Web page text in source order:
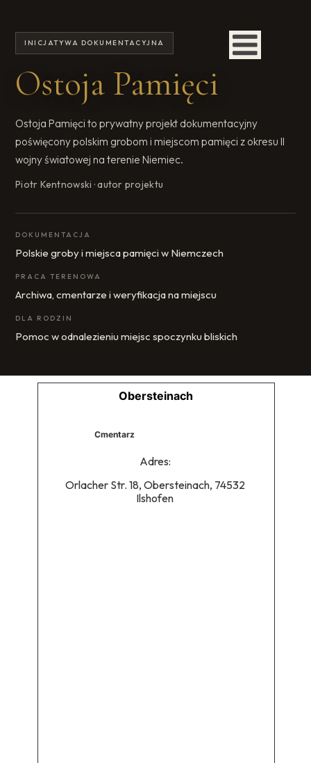
INICJATYWA DOKUMENTACYJNA
Ostoja Pamięci
Ostoja Pamięci to prywatny projekt dokumentacyjny
poświęcony polskim grobom i miejscom pamięci z okresu II
wojny światowej na terenie Niemiec.
Piotr Kentnowski · autor projektu
DOKUMENTACJA
Polskie groby i miejsca pamięci w Niemczech
PRACA TERENOWA
Archiwa, cmentarze i weryfikacja na miejscu
DLA RODZIN
Pomoc w odnalezieniu miejsc spoczynku bliskich
Adres:
Orlacher Str. 18, Obersteinach, 74532
Ilshofen
Cmentarz
Obersteinach